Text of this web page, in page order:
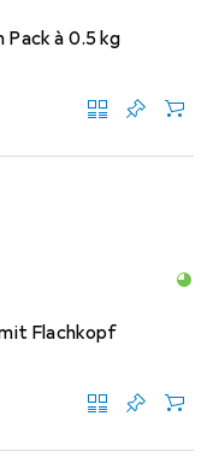
à 0.5 kg
Flachkopf